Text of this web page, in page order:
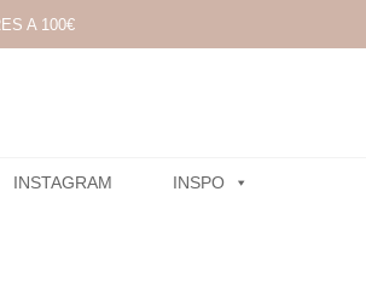
A 100€
INSTAGRAM INSPO